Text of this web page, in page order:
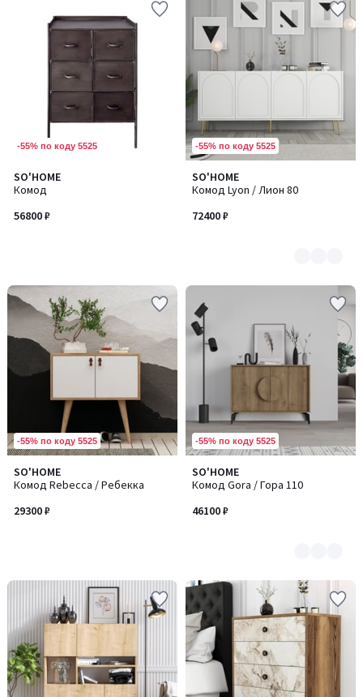
-55% по коду 5525
SO'HOME
Комод
56800 ₽
-55% по коду 5525
SO'HOME
Комод Lyon / Лион 80
72400 ₽
Количество
цветов:
2
-55% по коду 5525
SO'HOME
Комод Rebecca / Ребекка
29300 ₽
-55% по коду 5525
SO'HOME
Комод Gora / Гора 110
46100 ₽
Количество
цветов:
2